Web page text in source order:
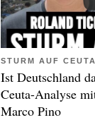
STURM AUF CEUTA
Ist Deutschland
Ceuta-Analyse
Marco Pino